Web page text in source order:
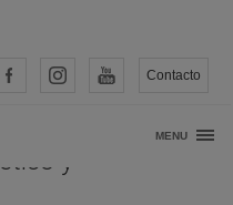
Contacto
MENU
de la
y